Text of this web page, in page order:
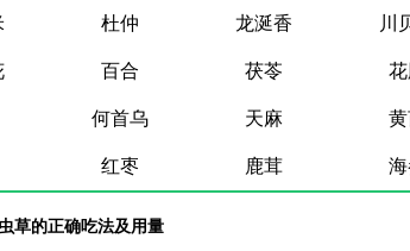
杜仲 龙涎香 川
百合 茯苓
何首乌 天麻
红枣 鹿茸
虫草的正确吃法及用量